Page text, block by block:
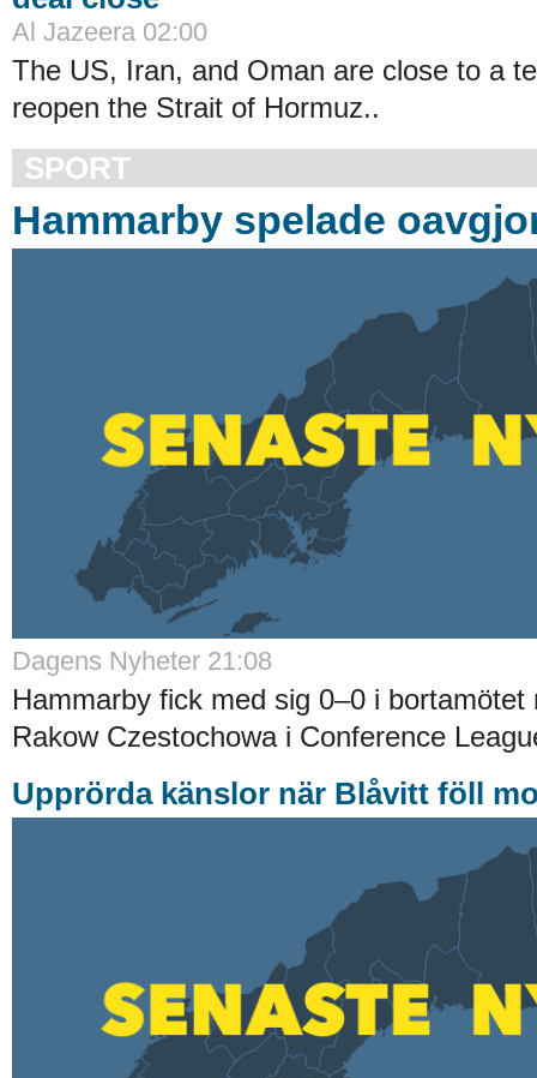
Al Jazeera 02:00
The US, Iran, and Oman are close to a
reopen the Strait of Hormuz..
SPORT
Hammarby spelade
Dagens Nyheter 21:08
Hammarby fick med sig 0–0 i bortamötet
Rakow Czestochowa i Conference
Upprörda känslor när Blåvitt föll